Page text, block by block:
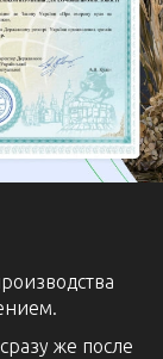
же после